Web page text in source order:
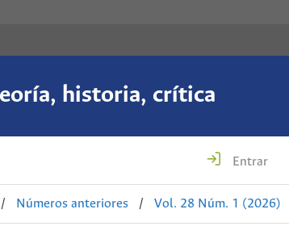
historia, crítica
Entrar
/ Números anteriores / Vol. 28 Núm. 1 (2026)